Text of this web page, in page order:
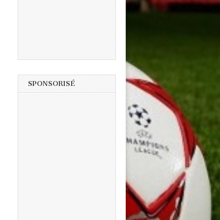
SPONSORISÉ